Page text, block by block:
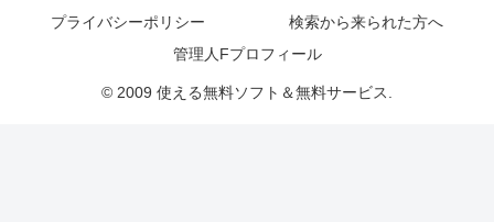
プライバシーポリシー
検索から来られた方へ
管理人Fプロフィール
© 2009 使える無料ソフト＆無料サービス.